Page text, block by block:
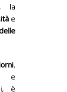
la
e
,
e
è